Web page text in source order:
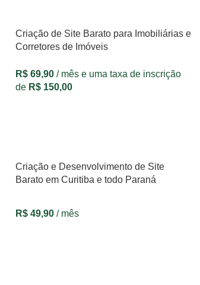
Criação de Site Barato para Imobiliárias e
Corretores de Imóveis
R$69,90 / mês e uma taxa de inscrição
de R$150,00
Criação e Desenvolvimento de Site
Barato em Curitiba e todo Paraná
R$49,90 / mês